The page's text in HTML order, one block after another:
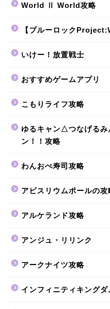
World Ⅱ World攻略
【ブルーロック
いけー！放置戦士
おすすめゲームアプリ
こもりライフ攻略
ゆるキャン△つなげるみ
ン！！攻略
わんおぺ寿司攻略
アビスリウムポールの攻
アルケランド攻略
アンジュ・リリンク
アークナイツ攻略
インフィニティキングダ